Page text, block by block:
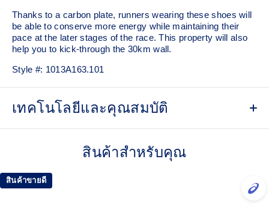
Thanks to a carbon plate, runners wearing these shoes will
be able to conserve more energy while maintaining their
pace at the later stages of the race.​ This property will also
help you to kick-through the 30km wall.
Style #: 1013A163.101
เทคโนโลยีและคุณสมบัติ
A lightweight technical engineered woven material that helps
lock the foot onto the shoes platform.
FF LEAP™ cushioning
This midsole foam is super bouncy and lightweight. It's
สินค้าสำหรับคุณ
สินค้าขายดี